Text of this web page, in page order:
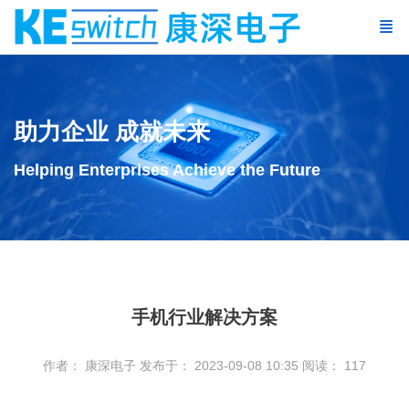
助力企业 成就未来
Helping Enterprises Achieve the Future
手机行业解决方案
作者： 康深电子 发布于： 2023-09-08 10:35 阅读： 117